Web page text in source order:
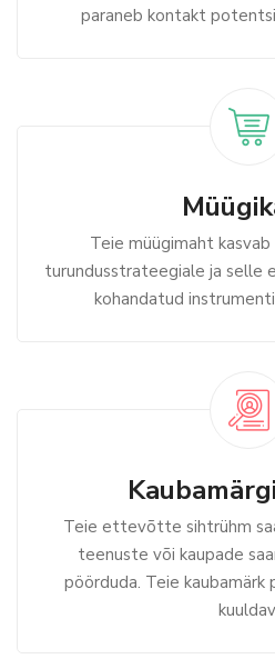
paraneb kontakt
Teie müügimaht
turundusstrateegiale ja selle
kohandatud
Teie ettevõtte sihtrühm
teenuste või kaupade
pöörduda. Teie kaubamärk